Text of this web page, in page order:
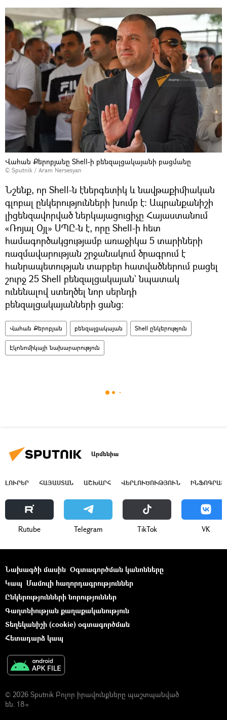
Վահան Քերոբյանը Shell-ի բենզալցակայանի բացմանը
© Sputnik / Aram Nersesyan
Նշենք, որ Shell-ն էներգետիկ և նավթաքիմիական
գլոբալ ընկերությունների խումբ է: Ապրանքանիշի
լիցենզավորված ներկայացուցիչը Հայաստանում
«Ռոյալ Օյլ» ՍՊԸ-ն է, որը Shell-ի հետ
համագործակցությամբ առաջիկա 5 տարիների
ռազմավարության շրջանակում ծրագրում է
հանրապետության տարբեր հատվածներում բացել
շուրջ 25 Shell բենզալցակայան` նպատակ
ունենալով ստեղծել նոր սերնդի
բենզալցակայանների ցանց։
Վահան Քերոբյան բենզալցակայան Shell ընկերություն
Էկոնոմիկայի նախարարություն
Արմենիա
ԼՈՒՐԵՐ ՀԱՅԱՍՏԱՆ ԱՇԽԱՐՀ ՎԵՐԼՈՒԾՈՒԹՅՈՒՆ
Rutube Telegram ТikТоk VK
Նախագծի մասին Օգտագործման կանոնները
Կապ Մամուլի հաղորդագրություններ
Ընկերությունների նորություններ
Գաղտնիության քաղաքականություն
Տեղեկանիշի (cookie) օգտագործման
Հետադարձ կապ
© 2026 Sputnik Բոլոր իրավունքները պաշտպանված
են. 18+